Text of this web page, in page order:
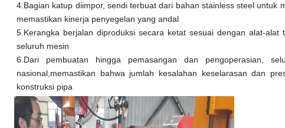
4. Bagian katup diimpor, sendi terbuat dari bahan stainless steel
memastikan kinerja penyegelan yang andal
5. Kerangka berjalan diproduksi secara ketat sesuai dengan alat-
seluruh mesin
6. Dari pembuatan hingga pemasangan dan pengoperasian,
nasional,memastikan bahwa jumlah kesalahan keselarasan dan
konstruksi pipa